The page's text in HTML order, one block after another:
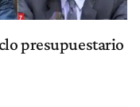
presupuestario